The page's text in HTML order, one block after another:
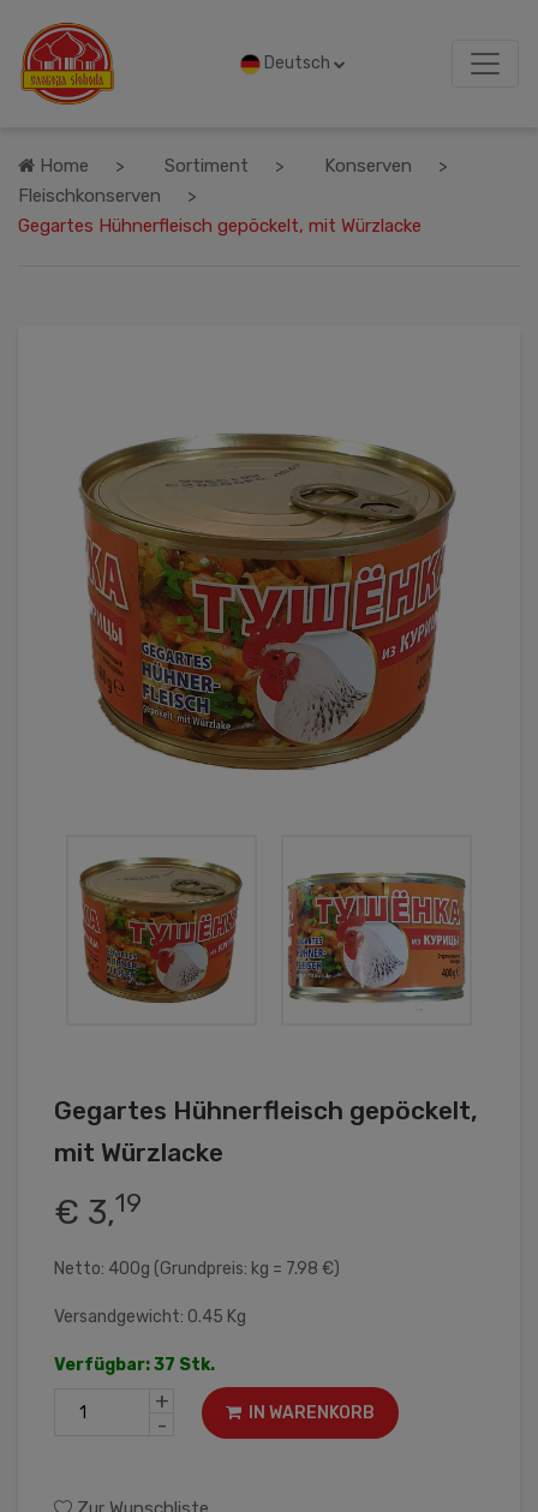
Deutsch
Home Sortiment
Konserven
Fleischkonserven
Gegartes Hühnerfleisch gepöckelt, mit Würzlacke
Gegartes Hühnerfleisch gepöckelt,
mit Würzlacke
€ 3,19
Netto: 400g (Grundpreis: kg = 7.98 €)
Versandgewicht: 0.45 Kg
Verfügbar: 37 Stk.
+
-
IN WARENKORB